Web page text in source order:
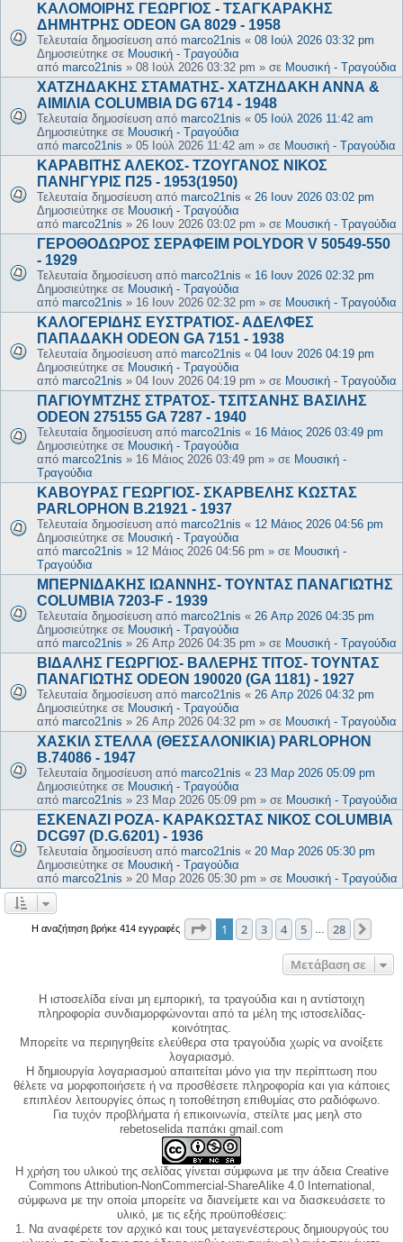
ΚΑΛΟΜΟΙΡΗΣ ΓΕΩΡΓΙΟΣ - ΤΣΑΓΚΑΡΑΚΗΣ
ΔΗΜΗΤΡΗΣ ODEON GA 8029 - 1958
Τελευταία δημοσίευση από marco21nis « 08 Ιούλ 2026 03:32 pm
Δημοσιεύτηκε σε Μουσική - Τραγούδια
από marco21nis » 08 Ιούλ 2026 03:32 pm » σε Μουσική - Τραγούδια
ΧΑΤΖΗΔΑΚΗΣ ΣΤΑΜΑΤΗΣ- ΧΑΤΖΗΔΑΚΗ ΑΝΝΑ &
ΑΙΜΙΛΙΑ COLUMBIA DG 6714 - 1948
Τελευταία δημοσίευση από marco21nis « 05 Ιούλ 2026 11:42 am
Δημοσιεύτηκε σε Μουσική - Τραγούδια
από marco21nis » 05 Ιούλ 2026 11:42 am » σε Μουσική - Τραγούδια
ΚΑΡΑΒΙΤΗΣ ΑΛΕΚΟΣ- ΤΖΟΥΓΑΝΟΣ ΝΙΚΟΣ
ΠΑΝΗΓΥΡΙΣ Π25 - 1953(1950)
Τελευταία δημοσίευση από marco21nis « 26 Ιουν 2026 03:02 pm
Δημοσιεύτηκε σε Μουσική - Τραγούδια
από marco21nis » 26 Ιουν 2026 03:02 pm » σε Μουσική - Τραγούδια
ΓΕΡΟΘΟΔΩΡΟΣ ΣΕΡΑΦΕΙΜ POLYDOR V 50549-550
- 1929
Τελευταία δημοσίευση από marco21nis « 16 Ιουν 2026 02:32 pm
Δημοσιεύτηκε σε Μουσική - Τραγούδια
από marco21nis » 16 Ιουν 2026 02:32 pm » σε Μουσική - Τραγούδια
ΚΑΛΟΓΕΡΙΔΗΣ ΕΥΣΤΡΑΤΙΟΣ- ΑΔΕΛΦΕΣ
ΠΑΠΑΔΑΚΗ ODEON GA 7151 - 1938
Τελευταία δημοσίευση από marco21nis « 04 Ιουν 2026 04:19 pm
Δημοσιεύτηκε σε Μουσική - Τραγούδια
από marco21nis » 04 Ιουν 2026 04:19 pm » σε Μουσική - Τραγούδια
ΠΑΓΙΟΥΜΤΖΗΣ ΣΤΡΑΤΟΣ- ΤΣΙΤΣΑΝΗΣ ΒΑΣΙΛΗΣ
ODEON 275155 GA 7287 - 1940
Τελευταία δημοσίευση από marco21nis « 16 Μάιος 2026 03:49 pm
Δημοσιεύτηκε σε Μουσική - Τραγούδια
από marco21nis » 16 Μάιος 2026 03:49 pm » σε Μουσική -
Τραγούδια
ΚΑΒΟΥΡΑΣ ΓΕΩΡΓΙΟΣ- ΣΚΑΡΒΕΛΗΣ ΚΩΣΤΑΣ
PARLOPHON B.21921 - 1937
Τελευταία δημοσίευση από marco21nis « 12 Μάιος 2026 04:56 pm
Δημοσιεύτηκε σε Μουσική - Τραγούδια
από marco21nis » 12 Μάιος 2026 04:56 pm » σε Μουσική -
Τραγούδια
ΜΠΕΡΝΙΔΑΚΗΣ ΙΩΑΝΝΗΣ- ΤΟΥΝΤΑΣ ΠΑΝΑΓΙΩΤΗΣ
COLUMBIA 7203-F - 1939
Τελευταία δημοσίευση από marco21nis « 26 Απρ 2026 04:35 pm
Δημοσιεύτηκε σε Μουσική - Τραγούδια
από marco21nis » 26 Απρ 2026 04:35 pm » σε Μουσική - Τραγούδια
ΒΙΔΑΛΗΣ ΓΕΩΡΓΙΟΣ- ΒΑΛΕΡΗΣ ΤΙΤΟΣ- ΤΟΥΝΤΑΣ
ΠΑΝΑΓΙΩΤΗΣ ODEON 190020 (GA 1181) - 1927
Τελευταία δημοσίευση από marco21nis « 26 Απρ 2026 04:32 pm
Δημοσιεύτηκε σε Μουσική - Τραγούδια
από marco21nis » 26 Απρ 2026 04:32 pm » σε Μουσική - Τραγούδια
ΧΑΣΚΙΛ ΣΤΕΛΛΑ (ΘΕΣΣΑΛΟΝΙΚΙΑ) PARLOPHON
B.74086 - 1947
Τελευταία δημοσίευση από marco21nis « 23 Μαρ 2026 05:09 pm
Δημοσιεύτηκε σε Μουσική - Τραγούδια
από marco21nis » 23 Μαρ 2026 05:09 pm » σε Μουσική - Τραγούδια
ΕΣΚΕΝΑΖΙ ΡΟΖΑ- ΚΑΡΑΚΩΣΤΑΣ ΝΙΚΟΣ COLUMBIA
DCG97 (D.G.6201) - 1936
Τελευταία δημοσίευση από marco21nis « 20 Μαρ 2026 05:30 pm
Δημοσιεύτηκε σε Μουσική - Τραγούδια
από marco21nis » 20 Μαρ 2026 05:30 pm » σε Μουσική - Τραγούδια
Η αναζήτηση βρήκε 414 εγγραφές Σελίδα από28
1 2 3 4 5 28
Μετάβαση σε
Η ιστοσελίδα είναι μη εμπορική, τα τραγούδια και η αντίστοιχη
πληροφορία συνδιαμορφώνονται από τα μέλη της ιστοσελίδας-
κοινότητας.
Μπορείτε να περιηγηθείτε ελεύθερα στα τραγούδια χωρίς να ανοίξετε
λογαριασμό.
Η δημιουργία λογαριασμού απαιτείται μόνο για την περίπτωση που
θέλετε να μορφοποιήσετε ή να προσθέσετε πληροφορία και για κάποιες
επιπλέον λειτουργίες όπως η τοποθέτηση επιθυμίας στο ραδιόφωνο.
Για τυχόν προβλήματα ή επικοινωνία, στείλτε μας μεηλ στο
rebetoselida παπάκι gmail.com
Η χρήση του υλικού της σελίδας γίνεται σύμφωνα με την άδεια Creative
Commons Attribution-NonCommercial-ShareAlike 4.0 International,
σύμφωνα με την οποία μπορείτε να διανείμετε και να διασκευάσετε το
υλικό, με τις εξής προϋποθέσεις:
1. Να αναφέρετε τον αρχικό και τους μεταγενέστερους δημιουργούς του